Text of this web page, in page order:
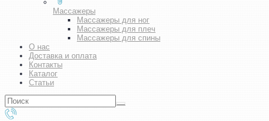
Массажеры
Массажеры для ног
Массажеры для плеч
Массажеры для спины
О нас
Доставка и оплата
Контакты
Каталог
Статьи